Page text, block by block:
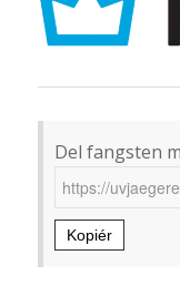
Del fangsten
Kopiér